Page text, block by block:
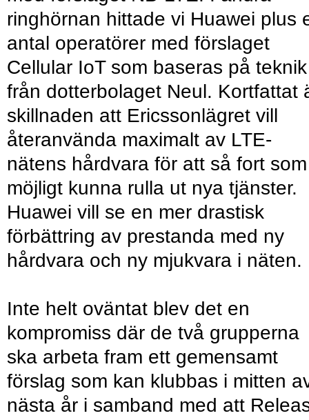
ringhörnan hittade vi Huawei plus
antal operatörer med förslaget
Cellular IoT som baseras på teknik
från dotterbolaget Neul. Kortfattat
skillnaden att Ericssonlägret vill
återanvända maximalt av LTE-
nätens hårdvara för att så fort som
möjligt kunna rulla ut nya tjänster.
Huawei vill se en mer drastisk
förbättring av prestanda med ny
hårdvara och ny mjukvara i näten.
Inte helt oväntat blev det en
kompromiss där de två grupperna
ska arbeta fram ett gemensamt
förslag som kan klubbas i mitten
nästa år i samband med att